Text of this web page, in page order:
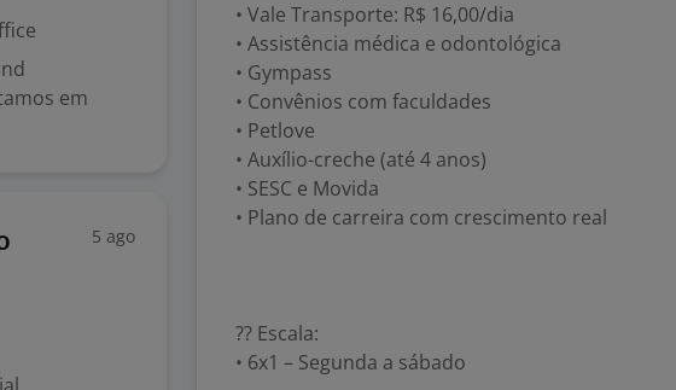
em
5 ago
• Vale Transporte: R$ 16,00/dia
• Assistência médica e odontológica
• Gympass
• Convênios com faculdades
• Petlove
• Auxílio-creche (até 4 anos)
• SESC e Movida
• Plano de carreira com crescimento real
?? Escala:
• 6x1 – Segunda a sábado